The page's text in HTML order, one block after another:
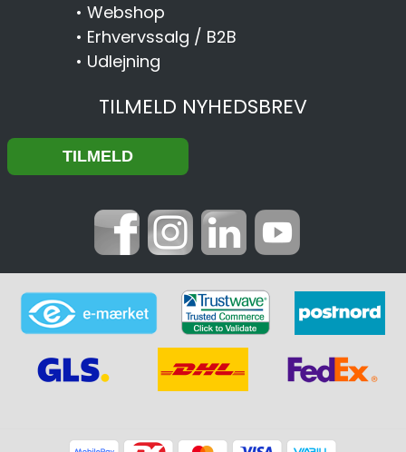
• Webshop
• Erhvervssalg / B2B
• Udlejning
TILMELD NYHEDSBREV